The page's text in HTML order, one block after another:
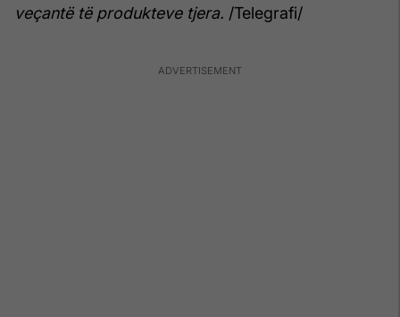
veçantë të produkteve tjera. /Telegrafi/